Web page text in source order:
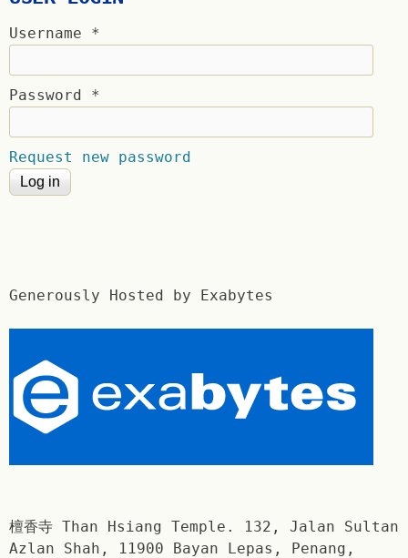
Username *
Password *
Request new password
Generously Hosted by Exabytes
檀香寺 Than Hsiang Temple. 132, Jalan Sultan
Azlan Shah, 11900 Bayan Lepas, Penang,